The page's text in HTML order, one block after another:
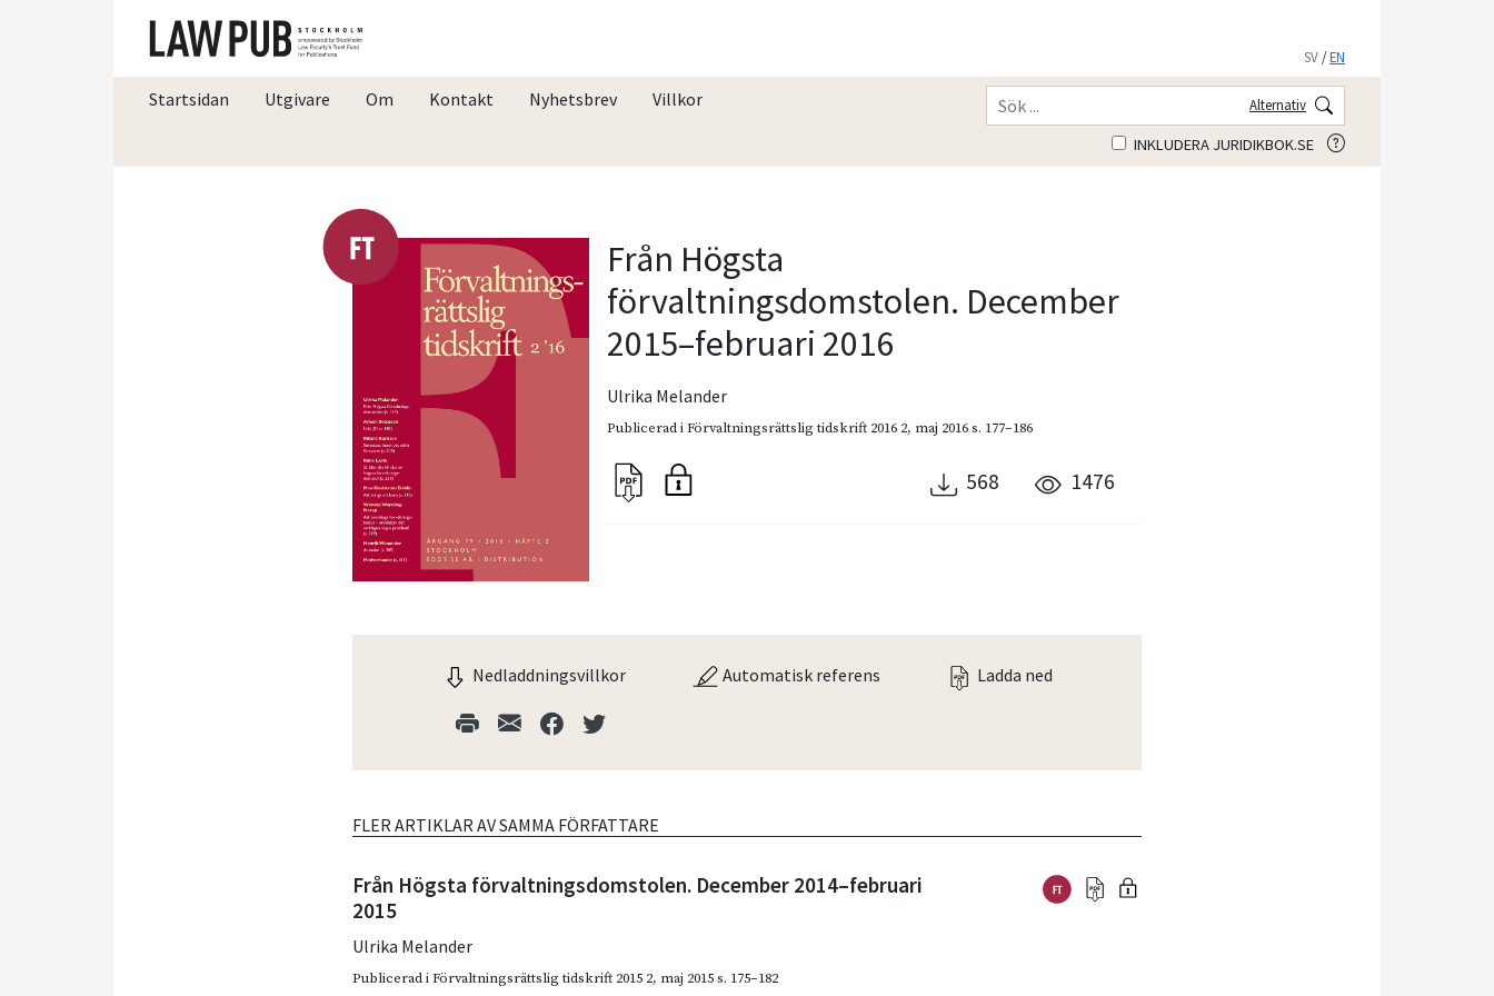
SV /EN
Startsidan Utgivare Om Kontakt Nyhetsbrev Villkor Alternativ
INKLUDERA JURIDIKBOK.SE
Från Högsta
förvaltningsdomstolen. December
2015–februari 2016
Ulrika Melander
Publicerad iFörvaltningsrättslig tidskrift 2016 2, maj 2016s. 177–186
568 1476
Nedladdningsvillkor Automatisk referens Ladda ned
FLER ARTIKLAR AV SAMMA FÖRFATTARE
Från Högsta förvaltningsdomstolen. December 2014–februari
2015
Ulrika Melander
Publicerad iFörvaltningsrättslig tidskrift 2015 2, maj 2015 s. 175–182